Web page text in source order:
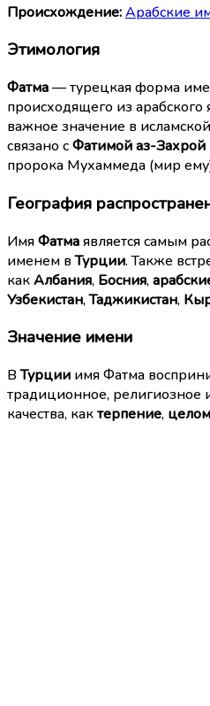
Происхождение:Арабские
Этимология
Фатма— турецкая форма
происходящего из
важное значение в
связано сФатимой аз-Захрой
пророка Мухаммеда (мир
География
ИмяФатмаявляется самым
именем вТурции. Также
какАлбания, Босния,
Узбекистан,Таджикистан,
Значение имени
ВТурции имя Фатма
традиционное, религиозное
качества, кактерпение,